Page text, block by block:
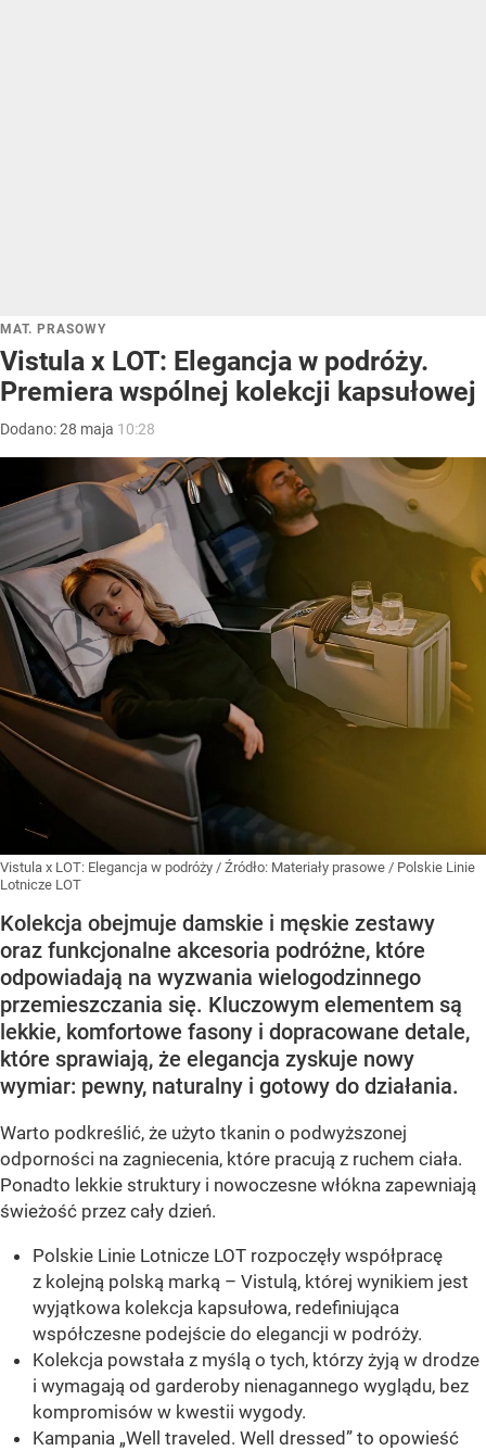
MAT. PRASOWY
Vistula x LOT: Elegancja w podróży.
Premiera wspólnej kolekcji kapsułowej
Dodano:28 maja 10:28
Vistula x LOT: Elegancja w podróży / Źródło: Materiały prasowe / Polskie Linie
Lotnicze LOT
Kolekcja obejmuje damskie i męskie zestawy
oraz funkcjonalne akcesoria podróżne, które
odpowiadają na wyzwania wielogodzinnego
przemieszczania się. Kluczowym elementem są
lekkie, komfortowe fasony i dopracowane detale,
które sprawiają, że elegancja zyskuje nowy
wymiar: pewny, naturalny i gotowy do działania.
Warto podkreślić, że użyto tkanin o podwyższonej
odporności na zagniecenia, które pracują z ruchem ciała.
Ponadto lekkie struktury i nowoczesne włókna zapewniają
świeżość przez cały dzień.
Polskie Linie Lotnicze LOT rozpoczęły współpracę
z kolejną polską marką – Vistulą, której wynikiem jest
wyjątkowa kolekcja kapsułowa, redefiniująca
współczesne podejście do elegancji w podróży.
Kolekcja powstała z myślą o tych, którzy żyją w drodze
i wymagają od garderoby nienagannego wyglądu, bez
kompromisów w kwestii wygody.
Kampania „Well traveled. Well dressed” to opowieść